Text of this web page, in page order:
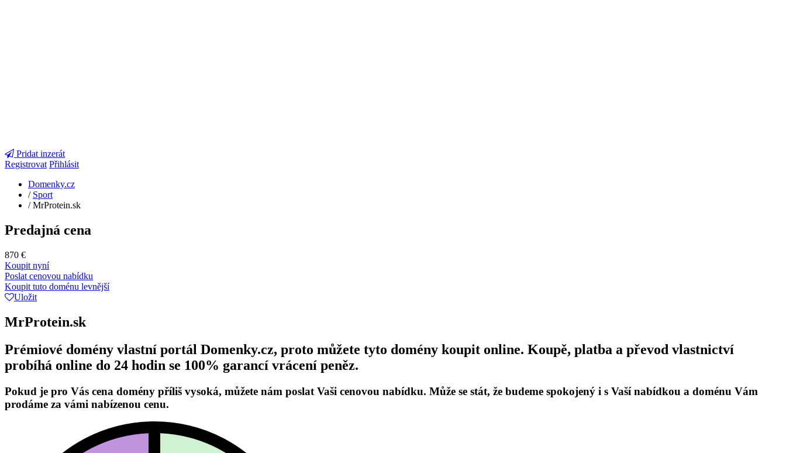
Pridat inzerát
Registrovat Přihlásit
Domenky.cz
/ Sport
/MrProtein.sk
Predajná cena
870 €
Koupit nyní
Poslat cenovou nabídku
Koupit tuto doménu levnější
Uložit
MrProtein.sk
Prémiové domény vlastní portál Domenky.cz, proto můžete tyto domény koupit online. Koupě, platba a převod vlastnictví
probíhá online do 24 hodin se 100% garancí vrácení peněz.
Pokud je pro Vás cena domény příliš vysoká, můžete nám poslat Vaši cenovou nabídku. Může se stát, že budeme spokojený i s Vaší nabídkou a doménu Vám
prodáme za vámi nabízenou cenu.